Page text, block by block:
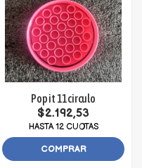
Pop it 11circulo
$2.192,53
HASTA 12 CUOTAS
COMPRAR